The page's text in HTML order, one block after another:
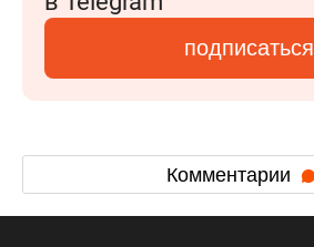
подписаться
Комментарии